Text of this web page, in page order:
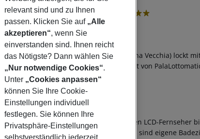
de' Medici Rome Hotel
Rome Hotel in Rom (Zona XL Magliana Vecchia) lockt
de'' Medici und eine 11-minütige Fahrt von
km von Zoomarine entfernt.
der 815 Zimmer, die Minibar und einen LCD-Fernseher
verfügbar wie Satellitenempfang. Es sind eigene
relevant sind und zu Ihnen
passen. Klicken Sie auf „Alle
akzeptieren“, wenn Sie
einverstanden sind. Ihnen reicht
das Nötigste? Dann wählen Sie
„Nur notwendige Cookies“.
Unter „Cookies anpassen“
können Sie Ihre Cookie-
Einstellungen individuell
festlegen. Sie können Ihre
Privatsphäre-Einstellungen